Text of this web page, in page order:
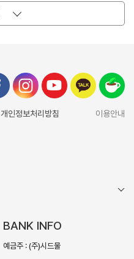
개인정보처리방침
이용안내
BANK INFO
예금주 : (주)시드물